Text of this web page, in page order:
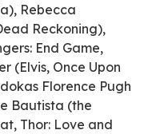
Rebecca
Reckoning),
End Game,
(Elvis, Once Upon
Florence Pugh
Bautista (the
Thor: Love and